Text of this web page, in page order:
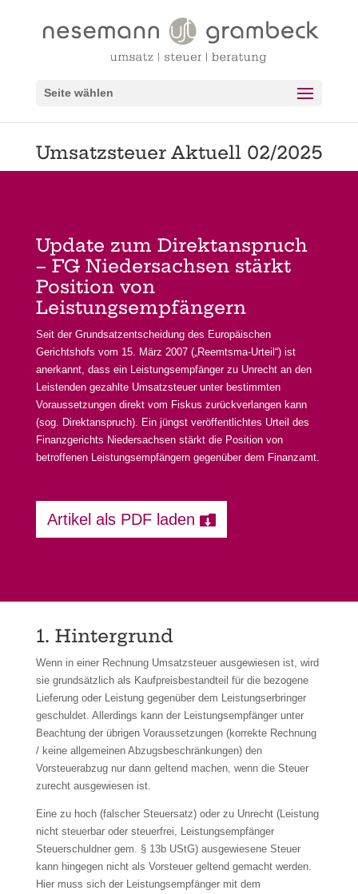
Seite wählen
Umsatzsteuer Aktuell 02/2025
Update zum Direktanspruch
– FG Niedersachsen stärkt
Position von
Leistungsempfängern
Seit der Grundsatzentscheidung des Europäischen
Gerichtshofs vom 15. März 2007 („Reemtsma-Urteil“) ist
anerkannt, dass ein Leistungsempfänger zu Unrecht an den
Leistenden gezahlte Umsatzsteuer unter bestimmten
Voraussetzungen direkt vom Fiskus zurückverlangen kann
(sog. Direktanspruch). Ein jüngst veröffentlichtes Urteil des
Finanzgerichts Niedersachsen stärkt die Position von
betroffenen Leistungsempfängern gegenüber dem Finanzamt.
Artikel als PDF laden
1. Hintergrund
Wenn in einer Rechnung Umsatzsteuer ausgewiesen ist, wird
sie grundsätzlich als Kaufpreisbestandteil für die bezogene
Lieferung oder Leistung gegenüber dem Leistungserbringer
geschuldet. Allerdings kann der Leistungsempfänger unter
Beachtung der übrigen Voraussetzungen (korrekte Rechnung
/ keine allgemeinen Abzugsbeschränkungen) den
Vorsteuerabzug nur dann geltend machen, wenn die Steuer
zurecht ausgewiesen ist.
Eine zu hoch (falscher Steuersatz) oder zu Unrecht (Leistung
nicht steuerbar oder steuerfrei, Leistungsempfänger
Steuerschuldner gem. § 13b UStG) ausgewiesene Steuer
kann hingegen nicht als Vorsteuer geltend gemacht werden.
Hier muss sich der Leistungsempfänger mit dem